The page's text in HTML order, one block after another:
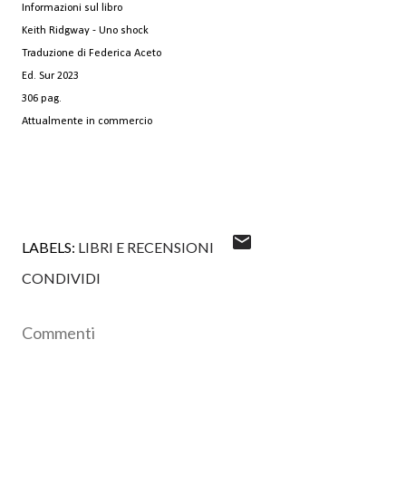
Informazioni sul libro
Keith Ridgway - Uno shock
Traduzione di Federica Aceto
Ed. Sur 2023
306 pag.
Attualmente in commercio
LABELS: LIBRI E RECENSIONI
CONDIVIDI
Commenti